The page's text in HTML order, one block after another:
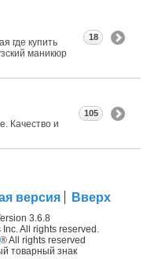
где купить
маникюр
18
Качество и
105
версия Вверх
3.6.8
All rights reserved.
® All rights reserved
товарный знак